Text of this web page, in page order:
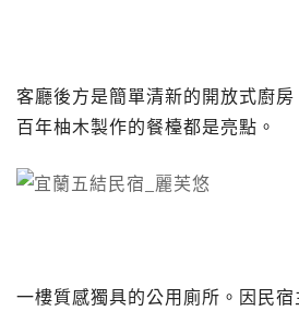
客廳後方是簡單清新的開放式廚房
百年柚木製作的餐檯都是亮點。
一樓質感獨具的公用廁所。因民